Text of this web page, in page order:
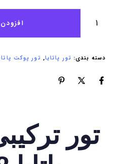
دسته بندی: تور پاتایا, تور پوکت
تور